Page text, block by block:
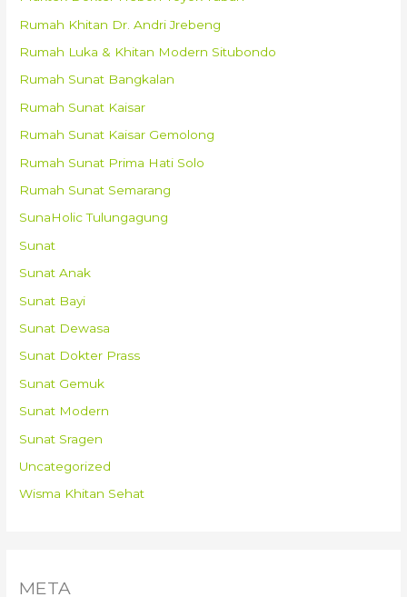
Rumah Khitan Dr. Andri Jrebeng
Rumah Luka & Khitan Modern Situbondo
Rumah Sunat Bangkalan
Rumah Sunat Kaisar
Rumah Sunat Kaisar Gemolong
Rumah Sunat Prima Hati Solo
Rumah Sunat Semarang
SunaHolic Tulungagung
Sunat
Sunat Anak
Sunat Bayi
Sunat Dewasa
Sunat Dokter Prass
Sunat Gemuk
Sunat Modern
Sunat Sragen
Uncategorized
Wisma Khitan Sehat
META